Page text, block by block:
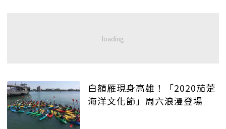
白額雁現身高雄！「2020茄萣
海洋文化節」周六浪漫登場